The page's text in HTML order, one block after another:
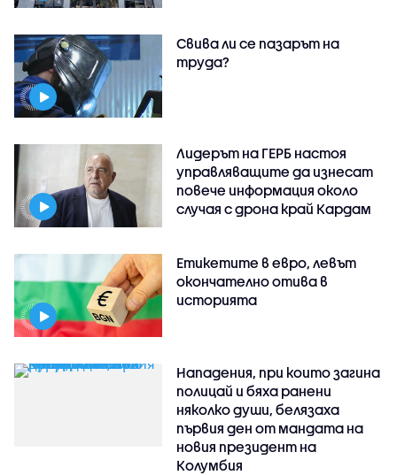
Свива ли се пазарът на
труда?
Лидерът на ГЕРБ настоя
управляващите да изнесат
повече информация около
случая с дрона край Кардам
Етикетите в евро, левът
окончателно отива в
историята
Нападения, при които загина
полицай и бяха ранени
няколко души, белязаха
първия ден от мандата на
новия президент на
Колумбия